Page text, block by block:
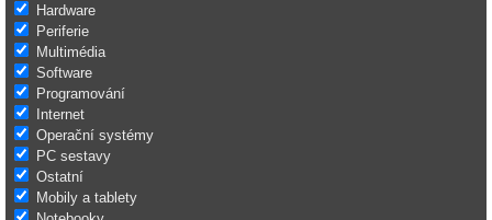
Hardware
Periferie
Multimédia
Software
Programování
Internet
Operační systémy
PC sestavy
Ostatní
Mobily a tablety